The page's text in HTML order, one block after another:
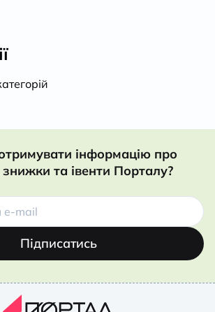
інформацію про
та івенти Порталу?
Підписатись